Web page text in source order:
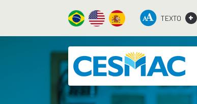
TEXTO +